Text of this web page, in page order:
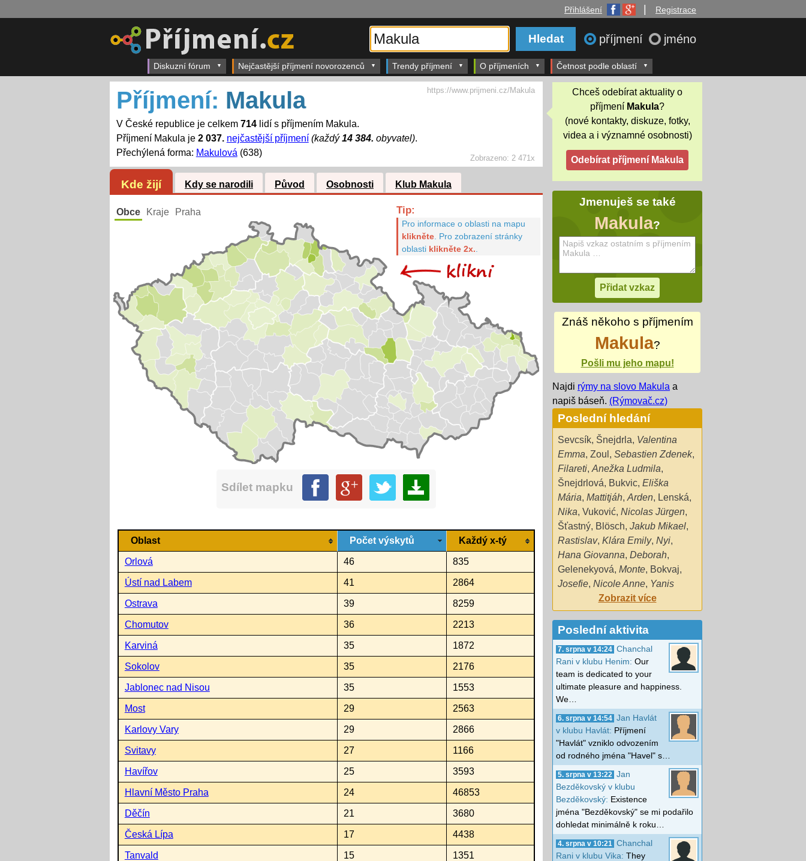
Přihlášení Registrace
příjmení jméno
Diskuzní fórum Nejčastější příjmení novorozenců Trendy příjmení O příjmeních Četnost podle oblastí
Zobrazeno:2 471x
Příjmení: Makula
V České republice je celkem 714lidí s příjmením Makula.
Příjmení Makula je 2 037. nejčastější příjmení (každý14 384. obyvatel).
Přechýlená forma: Makulová (638)
https://www.prijmeni.cz/Makula
Kde žijí Kdy se narodili Původ Osobnosti Klub Makula
Obce Kraje Praha Tip:
Pro informace o oblasti na mapu
klikněte. Pro zobrazení stránky
oblasti klikněte 2x.
Sdílet mapku
Oblast Počet výskytů Každý x-tý
Orlová 46 835
Ústí nad Labem 41 2864
Ostrava 39 8259
Chomutov 36 2213
Karviná 35 1872
Sokolov 35 2176
Jablonec nad Nisou 35 1553
Most 29 2563
Karlovy Vary 29 2866
Svitavy 27 1166
Havířov 25 3593
Hlavní Město Praha 24 46853
Děčín 21 3680
Česká Lípa 17 4438
Tanvald 15 1351
Chceš odebírat aktuality o
příjmení Makula?
(nové kontakty, diskuze, fotky,
videa a i významné osobnosti)
Jmenuješ se také
Makula?
Znáš někoho s příjmením
Makula?
Pošli mu jeho mapu!
Najdi rýmy na slovo Makula a
napiš báseň. (Rýmovač.cz)
Poslední hledání
Sevcsík, Šnejdrla, Valentina
Emma, Zoul , Sebastien Zdenek,
Filareti, Anežka Ludmila,
Šnejdrlová, Bukvic, Eliška
Mária, Mattitjáh, Arden, Lenská,
Nika, Vuković, Nicolas Jürgen,
Šťastný, Blösch, Jakub Mikael,
Rastislav, Klára Emily, Nyi,
Hana Giovanna, Deborah,
Gelenekyová, Monte, Bokvaj,
Josefie, Nicole Anne, Yanis
Zobrazit více
Poslední aktivita
7. srpna v 14:24 Chanchal
Rani v klubu Henim: Our
team is dedicated to your
ultimate pleasure and happiness.
We…
6. srpna v 14:54 Jan Havlát
v klubu Havlát: Příjmení
"Havlát" vzniklo odvozením
od rodného jména "Havel" s…
5. srpna v 13:22
Jan
Bezděkovský v klubu
Bezděkovský: Existence
jména "Bezděkovský" se mi podařilo
dohledat minimálně k roku…
4. srpna v 10:21
Chanchal
Rani v klubu Vika: They